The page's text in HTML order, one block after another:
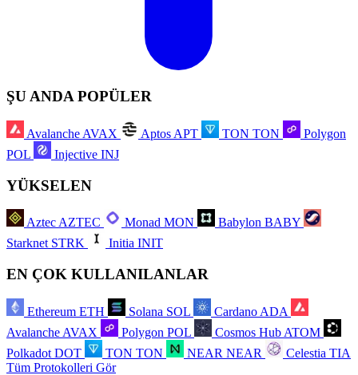
ŞU ANDA POPÜLER
Avalanche AVAX Aptos APT TON TON
Polygon
POL
Injective INJ
YÜKSELEN
AztecAZTEC Monad MON Babylon BABY
Starknet STRK Initia INIT
EN ÇOK KULLANILANLAR
Ethereum ETH Solana SOL Cardano ADA
Avalanche AVAX Polygon POL Cosmos Hub ATOM
Polkadot DOT TON TON NEAR NEAR Celestia TIA
Tüm Protokolleri Gör